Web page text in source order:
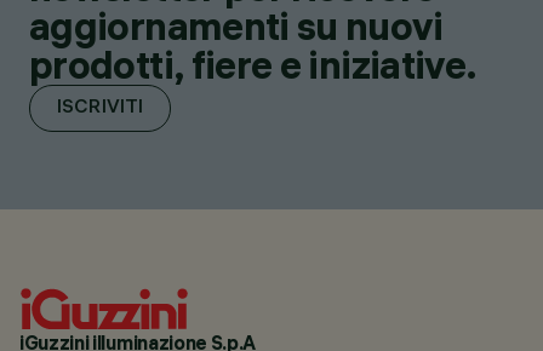
aggiornamenti su nuovi
prodotti, fiere e iniziative.
ISCRIVITI
iGuzzini illuminazione S.p.A